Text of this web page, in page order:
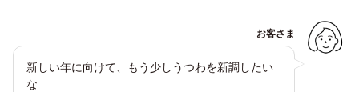
お客さま
新しい年に向けて、もう少しうつわを新調したい
な